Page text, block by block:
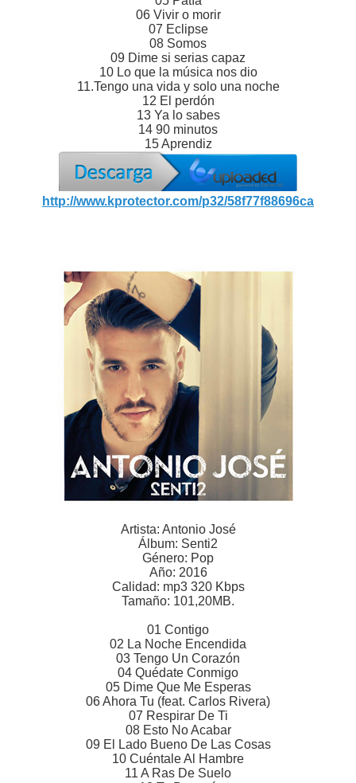
06 Vivir o morir
07 Eclipse
08 Somos
09 Dime si serias capaz
10 Lo que la música nos dio
11.Tengo una vida y solo una noche
12 El perdón
13 Ya lo sabes
14 90 minutos
15 Aprendiz
http://www.kprotector.com/p32/58f77f88696ca
Artista: Antonio José
Álbum: Senti2
Género: Pop
Año: 2016
Calidad: mp3 320 Kbps
Tamaño: 101,20MB.
01 Contigo
02 La Noche Encendida
03 Tengo Un Corazón
04 Quédate Conmigo
05 Dime Que Me Esperas
06 Ahora Tu (feat. Carlos Rivera)
07 Respirar De Ti
08 Esto No Acabar
09 El Lado Bueno De Las Cosas
10 Cuéntale Al Hambre
11 A Ras De Suelo